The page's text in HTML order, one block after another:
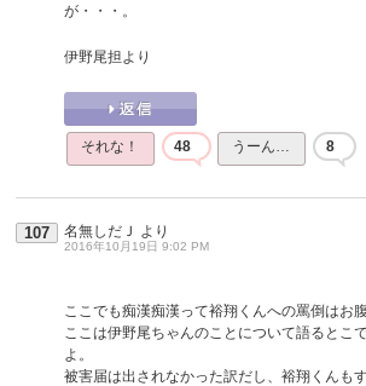
が・・・。
伊野尾担より
それな！ 48 うーん… 8
107 名無しだＪ より
2016年10月19日 9:02 PM
ここでも痴漢痴漢って裕翔くんへの罵倒はお腹
ここは伊野尾ちゃんのことについて語るとこ
よ。
被害届は出されなかった訳だし、裕翔くんも